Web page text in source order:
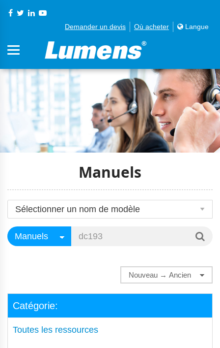
Demander un devis Où acheter Langue
Manuels
Catégorie:
Toutes les ressources